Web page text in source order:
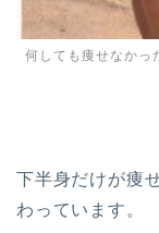
何しても痩せなかっ
下半身だけが痩
わっています。